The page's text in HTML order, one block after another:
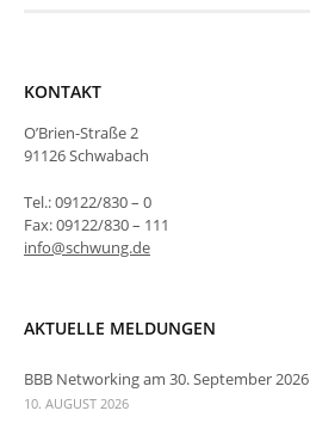
KONTAKT
O’Brien-Straße 2
91126 Schwabach
Tel.: 09122/830 – 0
Fax: 09122/830 – 111
info@schwung.de
AKTUELLE MELDUNGEN
BBB Networking am 30. September 2026
10. AUGUST 2026